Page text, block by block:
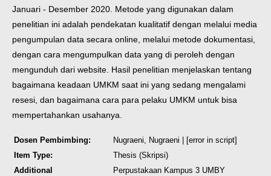
Januari - Desember 2020. Metode yang digunakan dalam
penelitian ini adalah pendekatan kualitatif dengan melalui media
pengumpulan data secara online, melalui metode dokumentasi,
dengan cara mengumpulkan data yang di peroleh dengan
mengunduh dari website. Hasil penelitian menjelaskan tentang
bagaimana keadaan UMKM saat ini yang sedang mengalami
resesi, dan bagaimana cara para pelaku UMKM untuk bisa
mempertahankan usahanya.
Dosen Pembimbing: Nugraeni, Nugraeni | [error in script]
Item Type:
Thesis (Skripsi)
Additional
Perpustakaan Kampus 3 UMBY